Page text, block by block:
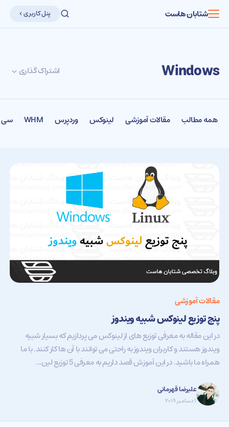
شتابان هاست پنل کاربری
Windows اشتراک گذاری
همه مطالب مقالات آموزشی لینوکس وردپرس WHM سی
مقالات آموزشی
پنج توزیع لینوکس شبیه ویندوز
در این مقاله به معرفی توزیع های از لینوکس می پردازیم که بسیار شبیه
ویندوز هستند و کاربران ویندوز به راحتی می توانند با آن ها کار کنند. با ما
همراه ما باشید. در این آموزش قصد داریم به معرفی 5 توزیع لین...
علیرضا قهرمانی
۱ دسامبر ۲۰۱۹